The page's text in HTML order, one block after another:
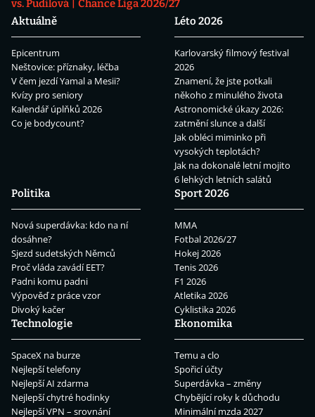
vs. Pudilová
Chance Liga 2026/27
Aktuálně
Epicentrum
Neštovice: příznaky, léčba
V čem jezdí Yamal a Mesii?
Kvízy pro seniory
Kalendář úplňků 2026
Co je bodycount?
Léto 2026
Karlovarský filmový festival
2026
Znamení, že jste potkali
někoho z minulého života
Astronomické úkazy 2026:
zatmění slunce a další
Jak obléci miminko při
vysokých teplotách?
Jak na dokonalé letní mojito
6 lehkých letních salátů
Politika
Nová superdávka: kdo na ní
dosáhne?
Sjezd sudetských Němců
Proč vláda zavádí EET?
Padni komu padni
Výpověď z práce vzor
Divoký kačer
Sport 2026
MMA
Fotbal 2026/27
Hokej 2026
Tenis 2026
F1 2026
Atletika 2026
Cyklistika 2026
Technologie
SpaceX na burze
Nejlepší telefony
Nejlepší AI zdarma
Nejlepší chytré hodinky
Nejlepší VPN – srovnání
Ekonomika
Temu a clo
Spořicí účty
Superdávka – změny
Chybějící roky k důchodu
Minimální mzda 2027